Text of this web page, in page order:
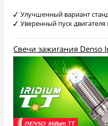
Улучшенный вариант
Уверенный пуск
Свечи зажигания Denso